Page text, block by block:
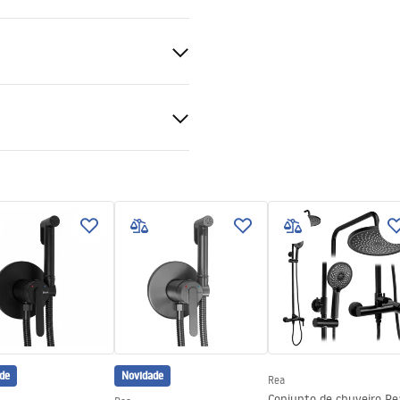
BEZPIECZENSTWA
Novidade Rea